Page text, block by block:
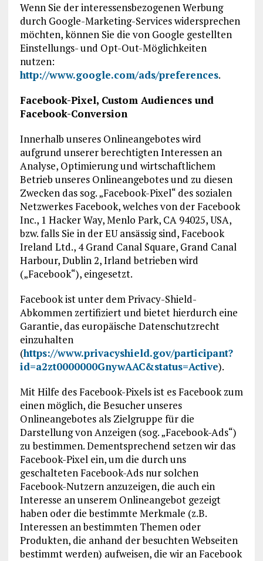
Wenn Sie der interessensbezogenen Werbung
durch Google-Marketing-Services widersprechen
möchten, können Sie die von Google gestellten
Einstellungs- und Opt-Out-Möglichkeiten
nutzen:
http://www.google.com/ads/preferences.
Facebook-Pixel, Custom Audiences und
Facebook-Conversion
Innerhalb unseres Onlineangebotes wird
aufgrund unserer berechtigten Interessen an
Analyse, Optimierung und wirtschaftlichem
Betrieb unseres Onlineangebotes und zu diesen
Zwecken das sog. „Facebook-Pixel“ des sozialen
Netzwerkes Facebook, welches von der Facebook
Inc., 1 Hacker Way, Menlo Park, CA 94025, USA,
bzw. falls Sie in der EU ansässig sind, Facebook
Ireland Ltd., 4 Grand Canal Square, Grand Canal
Harbour, Dublin 2, Irland betrieben wird
(„Facebook“), eingesetzt.
Facebook ist unter dem Privacy-Shield-
Abkommen zertifiziert und bietet hierdurch eine
Garantie, das europäische Datenschutzrecht
einzuhalten
(https://www.privacyshield.gov/participant?
id=a2zt0000000GnywAAC&status=Active).
Mit Hilfe des Facebook-Pixels ist es Facebook zum
einen möglich, die Besucher unseres
Onlineangebotes als Zielgruppe für die
Darstellung von Anzeigen (sog. „Facebook-Ads“)
zu bestimmen. Dementsprechend setzen wir das
Facebook-Pixel ein, um die durch uns
geschalteten Facebook-Ads nur solchen
Facebook-Nutzern anzuzeigen, die auch ein
Interesse an unserem Onlineangebot gezeigt
haben oder die bestimmte Merkmale (z.B.
Interessen an bestimmten Themen oder
Produkten, die anhand der besuchten Webseiten
bestimmt werden) aufweisen, die wir an Facebook